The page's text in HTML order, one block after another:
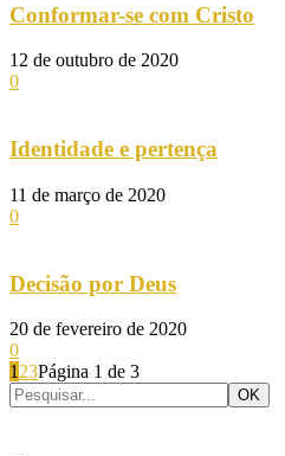
Conformar-se com Cristo
12 de outubro de 2020
0
Identidade e pertença
11 de março de 2020
0
Decisão por Deus
20 de fevereiro de 2020
0
1 23Página 1 de 3